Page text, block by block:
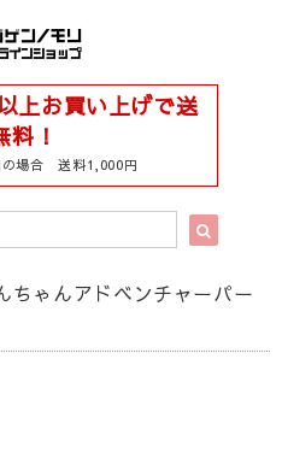
上お買い上げで送
料！
の場合 送料1,000円
ちゃんアドベンチャーパー